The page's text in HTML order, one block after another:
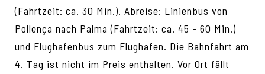
(Fahrtzeit: ca. 30 Min.). Abreise: Linienbus von
Pollença nach Palma (Fahrtzeit: ca. 45 - 60 Min.)
und Flughafenbus zum Flughafen. Die Bahnfahrt am
4. Tag ist nicht im Preis enthalten. Vor Ort fällt